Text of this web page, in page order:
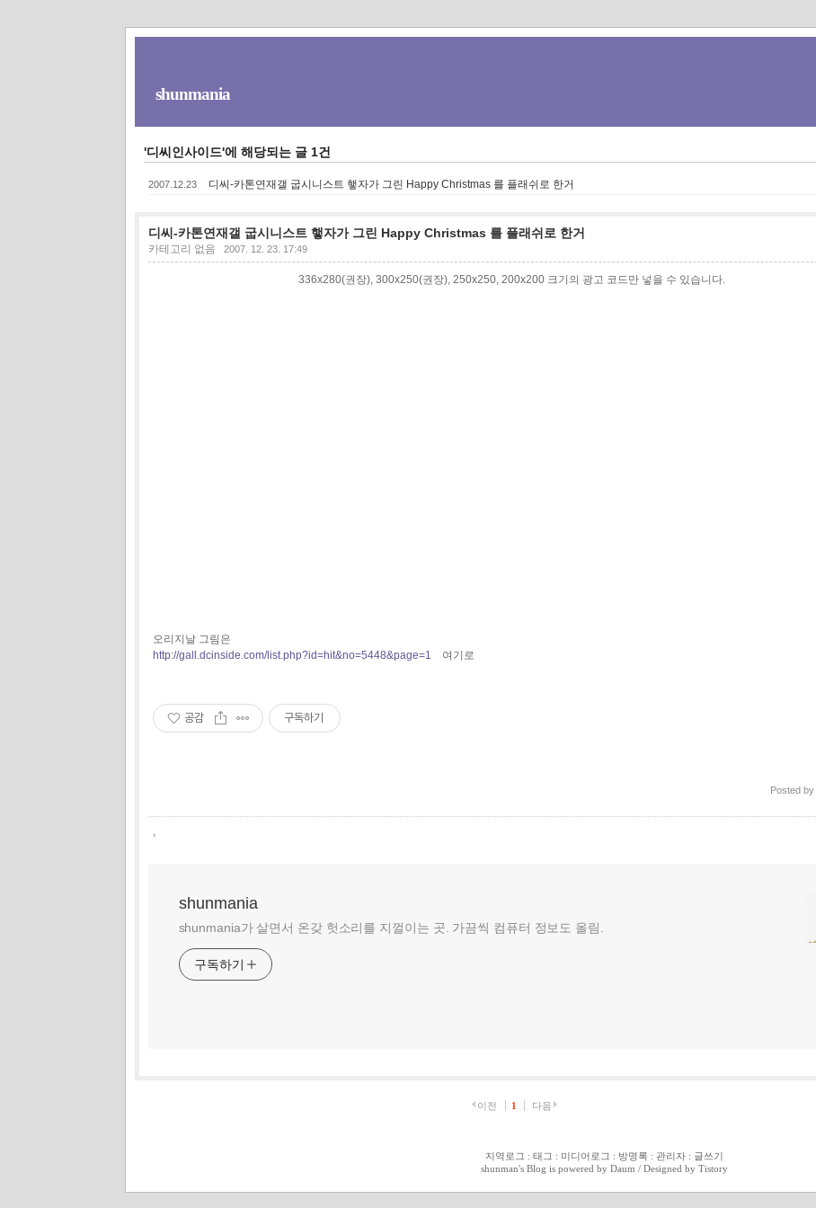
shunmania
'디씨인사이드'에 해당되는 글 1건
2007.12.23 디씨-카톤연재갤 굽시니스트 햏자가 그린 Happy Christmas 를 플래쉬로 한거
디씨-카톤연재갤 굽시니스트 햏자가 그린 Happy Christmas 를 플래쉬로 한거
카테고리 없음 2007. 12. 23. 17:49
336x280(권장), 300x250(권장), 250x250, 200x200 크기의 광고 코드만 넣을 수 있습니다.
오리지날 그림은
http://gall.dcinside.com/list.php?id=hit&no=5448&page=1
여기로
공감 구독하기
Posted by
shunmania
shunmania가 살면서 온갖 헛소리를 지껄이는 곳. 가끔씩 컴퓨터 정보도 올림.
구독하기
이전 1 다음
지역로그 : 태그 : 미디어로그 : 방명록 : 관리자: 글쓰기
shunman's Blog is powered by Daum / Designed by Tistory